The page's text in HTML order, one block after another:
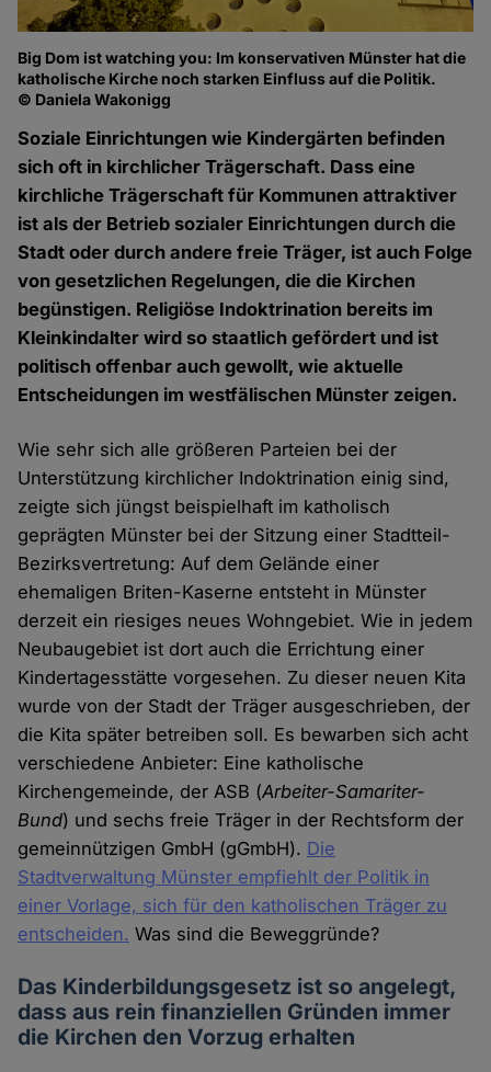
Big Dom ist watching you: Im konservativen Münster hat die
katholische Kirche noch starken Einfluss auf die Politik.
© Daniela Wakonigg
Soziale Einrichtungen wie Kindergärten befinden
sich oft in kirchlicher Trägerschaft. Dass eine
kirchliche Trägerschaft für Kommunen attraktiver
ist als der Betrieb sozialer Einrichtungen durch die
Stadt oder durch andere freie Träger, ist auch Folge
von gesetzlichen Regelungen, die die Kirchen
begünstigen. Religiöse Indoktrination bereits im
Kleinkindalter wird so staatlich gefördert und ist
politisch offenbar auch gewollt, wie aktuelle
Entscheidungen im westfälischen Münster zeigen.
Wie sehr sich alle größeren Parteien bei der
Unterstützung kirchlicher Indoktrination einig sind,
zeigte sich jüngst beispielhaft im katholisch
geprägten Münster bei der Sitzung einer Stadtteil-
Bezirksvertretung: Auf dem Gelände einer
ehemaligen Briten-Kaserne entsteht in Münster
derzeit ein riesiges neues Wohngebiet. Wie in jedem
Neubaugebiet ist dort auch die Errichtung einer
Kindertagesstätte vorgesehen. Zu dieser neuen Kita
wurde von der Stadt der Träger ausgeschrieben, der
die Kita später betreiben soll. Es bewarben sich acht
verschiedene Anbieter: Eine katholische
Kirchengemeinde, der ASB (Arbeiter-Samariter-
Bund) und sechs freie Träger in der Rechtsform der
gemeinnützigen GmbH (gGmbH). Die
Stadtverwaltung Münster empfiehlt der Politik in
einer Vorlage, sich für den katholischen Träger zu
entscheiden. Was sind die Beweggründe?
Das Kinderbildungsgesetz ist so angelegt,
dass aus rein finanziellen Gründen immer
die Kirchen den Vorzug erhalten